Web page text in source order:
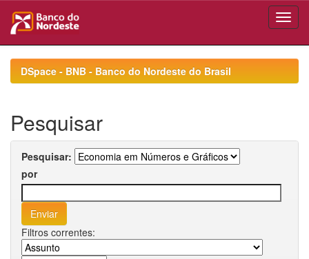
navigationDSpace - BNB - Banco do Nordeste do Brasil
Pesquisar
Pesquisar:
por
Filtros correntes: